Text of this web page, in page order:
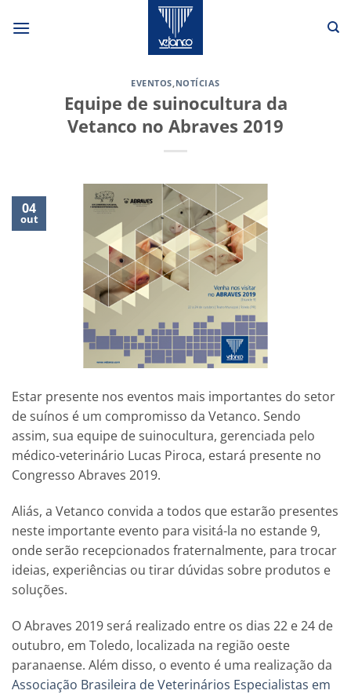
EVENTOS,NOTÍCIAS
Equipe de suinocultura da
Vetanco no Abraves 2019
04
out
Estar presente nos eventos mais importantes do setor
de suínos é um compromisso da Vetanco. Sendo
assim, sua equipe de suinocultura, gerenciada pelo
médico-veterinário Lucas Piroca, estará presente no
Congresso Abraves 2019.
Aliás, a Vetanco convida a todos que estarão presentes
neste importante evento para visitá-la no estande 9,
onde serão recepcionados fraternalmente, para trocar
ideias, experiências ou tirar dúvidas sobre produtos e
soluções.
O Abraves 2019 será realizado entre os dias 22 e 24 de
outubro, em Toledo, localizada na região oeste
paranaense. Além disso, o evento é uma realização da
Associação Brasileira de Veterinários Especialistas em